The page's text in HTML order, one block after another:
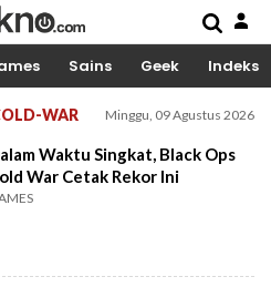
Sains Geek Indeks
WAR Minggu, 09 Agustus 2026
Waktu Singkat, Black Ops
War Cetak Rekor Ini